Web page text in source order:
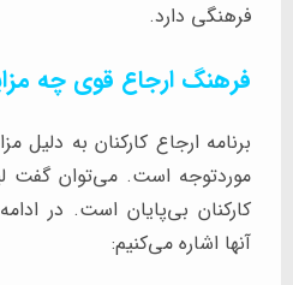
فرهنگی دارد.
فرهنگ ارجاع قوی چه
برنامه ارجاع کارکنان به دلیل
موردتوجه است. می‌توان گفت
کارکنان بی‌پایان است. در
آنها اشاره می‌کنیم: